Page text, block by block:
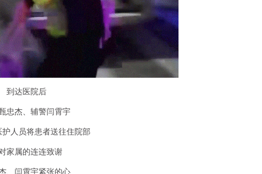
到达医院后
忠杰、辅警闫霄宇
护人员将患者送往住院部
家属的连连致谢
、闫霄宇紧张的心